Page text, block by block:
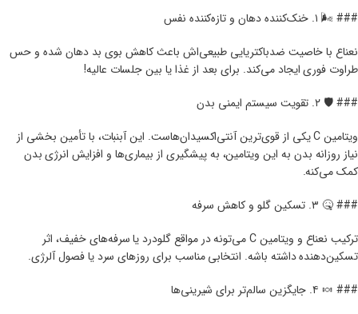
### 🌬️ ۱. خنک‌کننده دهان و تازه‌کننده نفس
نعناع با خاصیت ضدباکتریایی طبیعی‌اش باعث کاهش بوی بد دهان شده و حس
طراوت فوری ایجاد می‌کند. برای بعد از غذا یا بین جلسات عالیه!
### 🛡️ ۲. تقویت سیستم ایمنی بدن
ویتامین C یکی از قوی‌ترین آنتی‌اکسیدان‌هاست. این آبنبات، با تأمین بخشی از
نیاز روزانه بدن به این ویتامین، به پیشگیری از بیماری‌ها و افزایش انرژی بدن
کمک می‌کنه.
### 🤒 ۳. تسکین گلو و کاهش سرفه
ترکیب نعناع و ویتامین C می‌تونه در مواقع گلودرد یا سرفه‌های خفیف، اثر
تسکین‌دهنده داشته باشه. انتخابی مناسب برای روزهای سرد یا فصول آلرژی.
### 🍬 ۴. جایگزین سالم‌تر برای شیرینی‌ها